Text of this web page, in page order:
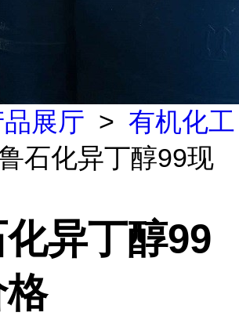
品展厅 > 有机化工
石化异丁醇99现
异丁醇99